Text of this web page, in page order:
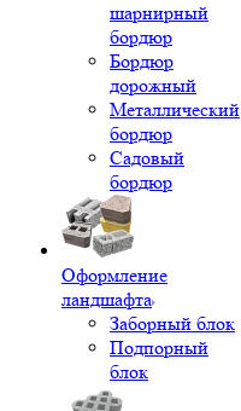
шарнирный
бордюр
Бордюр
дорожный
Металлический
бордюр
Садовый
бордюр
Оформление
ландшафта
Заборный блок
Подпорный
блок